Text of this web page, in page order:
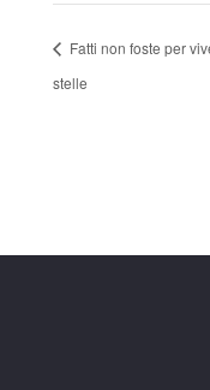
Fatti non foste per
stelle